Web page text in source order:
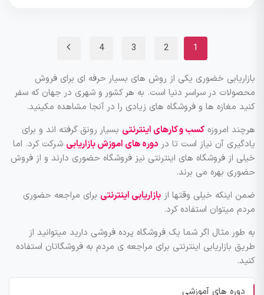
1
2
3
4
بازاریابی خضوری یکی از روش های بسیار حرفه ای برای فروش
محصولات در سراسر دنیا است. به هر کشور و شهری در جهان که سفر
کنید مغازه ها و فروشگاه های زیادی را در آنجا مشاهده مکینید.
هرچند امروزه کسب و کارهای اینترنتی بسیار رونق گرفته اند و برای
یادگیری آن نیاز است تا در دوره های اموزش بازاریابی شرکت کرد. اما
خیلی از فروشگاه های اینترنتی نیز فروشگاه حضوری دارند و از فروش
حضوری بهره می برند.
ضمن اینکه خیلی وقتها از بازاریابی اینترنتی برای مراجعه حضوری
مردم میتوان استفاده کرد.
به طور مثال اگر شما یک فروشگاه پرده فروشی دارید میتوانید از
طریق بازاریابی اینترنتی برای مراجعه ی مردم به فروشگاتان استفاده
کنید.
دوره های آموزشی